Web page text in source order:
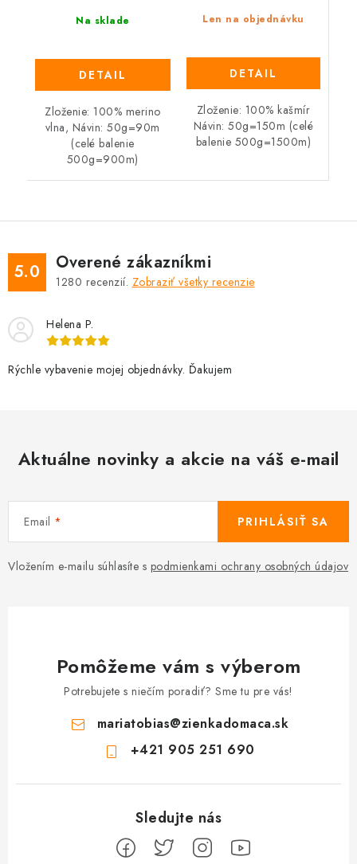
Na sklade
DETAIL
Zloženie: 100% merino
vlna, Návin: 50g=90m
(celé balenie
500g=900m)
Len na objednávku
DETAIL
Zloženie: 100% kašmír
Návin: 50g=150m (celé
balenie 500g=1500m)
5.0 Overené zákazníkmi
1280 recenzií. Zobraziť všetky recenzie
Helena P.
Rýchle vybavenie mojej objednávky. Ďakujem
Aktuálne novinky a akcie na váš e-mail
Email
Vložením e-mailu súhlasíte s podmienkami ochrany osobných údajov
PRIHLÁSIŤ SA
Pomôžeme vám s výberom
Potrebujete s niečím poradiť? Sme tu pre vás!
mariatobias@zienkadomaca.sk
+421 905 251 690